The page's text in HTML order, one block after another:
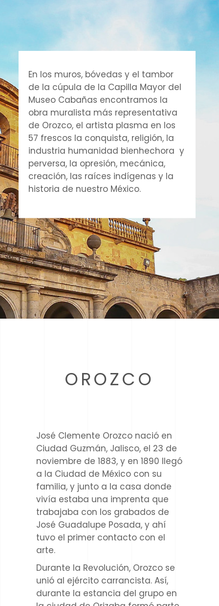
En los muros, bóvedas y el tambor
de la cúpula de la Capilla Mayor del
Museo Cabañas encontramos la
obra muralista más representativa
de Orozco, el artista plasma en los
57 frescos la conquista, religión, la
industria humanidad bienhechora y
perversa, la opresión, mecánica,
creación, las raíces indígenas y la
historia de nuestro México.
OROZCO
José Clemente Orozco nació en
Ciudad Guzmán, Jalisco, el 23 de
noviembre de 1883, y en 1890 llegó
a la Ciudad de México con su
familia, y junto a la casa donde
vivía estaba una imprenta que
trabajaba con los grabados de
José Guadalupe Posada, y ahí
tuvo el primer contacto con el
arte.
Durante la Revolución, Orozco se
unió al ejército carrancista. Así,
durante la estancia del grupo en